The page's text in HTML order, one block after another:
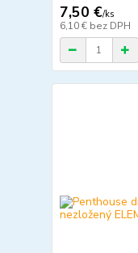
7,50 €/ks
6,10 € bez DPH